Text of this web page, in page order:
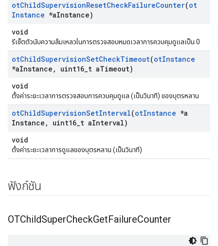
otChildSupervisionResetCheckFailureCounter(ot
Instance *aInstance)
void
รีเซ็ตตัวนับความล้มเหลวในการตรวจสอบหมดเวลาการควบคุมดูแลเป็น 0
otChildSupervisionSetCheckTimeout(otInstance
*aInstance , uint16 t aTimeout)
void
ตั้งค่าระยะเวลาการตรวจสอบการควบคุมดูแล (เป็นวินาที) ของบุตรหลาน
otChildSupervisionSetInterval(otInstance *a
Instance , uint16 t aInterval)
void
ตั้งค่าระยะเวลาการดูแลของบุตรหลาน (เป็นวินาที)
ฟังก์ชัน
OTChildSuperCheckGetFailureCounter